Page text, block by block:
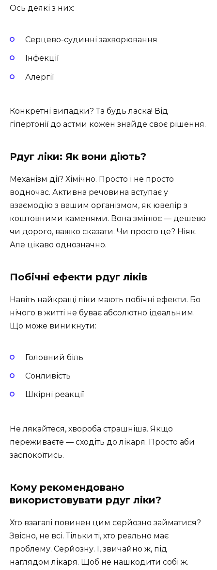
Ось деякі з них:
Серцево-судинні захворювання
Інфекції
Алергії
Конкретні випадки? Та будь ласка! Від
гіпертонії до астми кожен знайде своє рішення.
Рдуг ліки: Як вони діють?
Механізм дії? Хімічно. Просто і не просто
водночас. Активна речовина вступає у
взаємодію з вашим організмом, як ювелір з
коштовними каменями. Вона змінює — дешево
чи дорого, важко сказати. Чи просто це? Ніяк.
Але цікаво однозначно.
Побічні ефекти рдуг ліків
Навіть найкращі ліки мають побічні ефекти. Бо
нічого в житті не буває абсолютно ідеальним.
Що може виникнути:
Головний біль
Сонливість
Шкірні реакції
Не лякайтеся, хвороба страшніша. Якщо
переживаєте — сходіть до лікаря. Просто аби
заспокоїтись.
Кому рекомендовано
використовувати рдуг ліки?
Хто взагалі повинен цим серйозно займатися?
Звісно, не всі. Тільки ті, хто реально має
проблему. Серйозну. І, звичайно ж, під
наглядом лікаря. Щоб не нашкодити собі ж.